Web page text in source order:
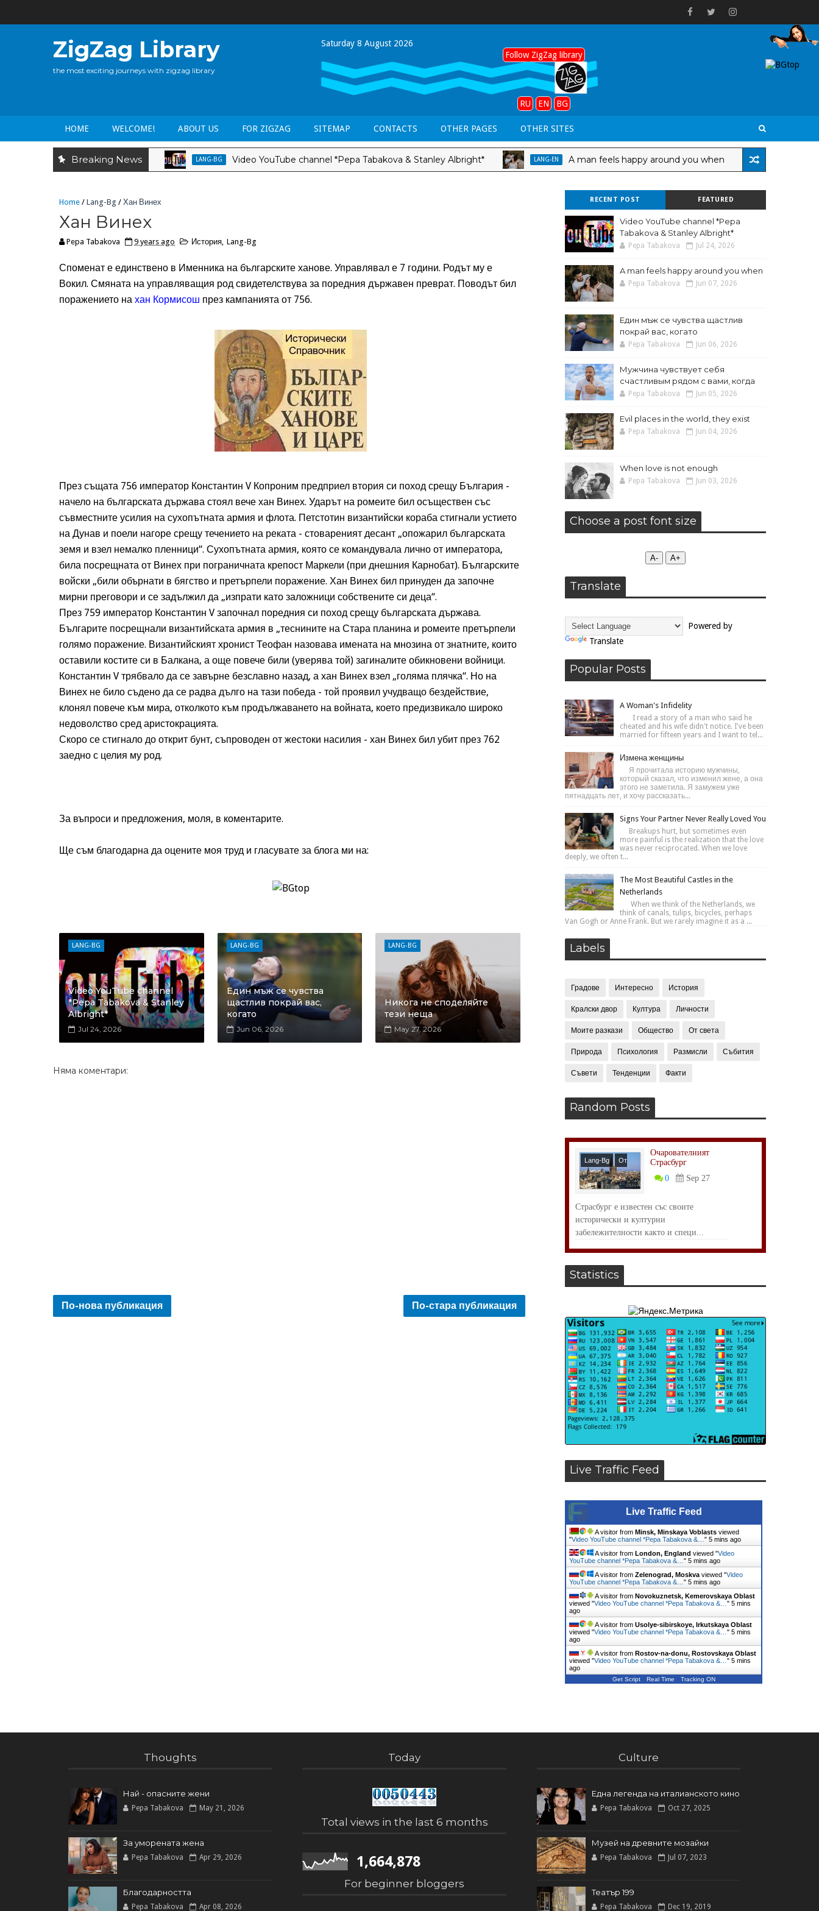
ZigZag Library
the most exciting journeys with zigzag library
Saturday 8 August 2026
Follow ZigZag library
RU EN BG
HOME WELCOME! ABOUT US FOR ZIGZAG SITEMAP CONTACTS OTHER PAGES OTHER SITES
Breaking News LANG-BG Video YouTube channel *Pepa Tabakova & Stanley Albright* LANG-EN A man feels happy around you when LANG-BG
Home / Lang-Bg / Хан Винех
Хан Винех
Pepa Tabakova 9 years ago История, Lang-Bg
Споменат е единствено в Именника на българските ханове. Управлявал е 7 години. Родът му е
Вокил. Смяната на управляващия род свидетелствува за поредния държавен преврат. Поводът бил
поражението на хан Кормисош през кампанията от 756.
През същата 756 император Константин V Копроним предприел втория си поход срещу България -
начело на българската държава стоял вече хан Винех. Ударът на ромеите бил осъществен със
съвместните усилия на сухопътната армия и флота. Петстотин византийски кораба стигнали устието
на Дунав и поели нагоре срещу течението на реката - стовареният десант „опожарил българската
земя и взел немалко пленници“. Сухопътната армия, която се командувала лично от императора,
била посрещната от Винех при пограничната крепост Маркели (при днешния Карнобат). Българските
войски „били обърнати в бягство и претърпели поражение. Хан Винех бил принуден да започне
мирни преговори и се задължил да „изпрати като заложници собствените си деца“.
През 759 император Константин V започнал поредния си поход срещу българската държава.
Българите посрещнали византийската армия в „теснините на Стара планина и ромеите претърпели
голямо поражение. Византийският хронист Теофан назовава имената на мнозина от знатните, които
оставили костите си в Балкана, а още повече били (уверява той) загиналите обикновени войници.
Константин V трябвало да се завърне безславно назад, а хан Винех взел „голяма плячка“. Но на
Винех не било съдено да се радва дълго на тази победа - той проявил учудващо бездействие,
клонял повече към мира, отколкото към продължаването на войната, което предизвикало широко
недоволство сред аристокрацията.
Скоро се стигнало до открит бунт, съпроводен от жестоки насилия - хан Винех бил убит през 762
заедно с целия му род.
За въпроси и предложения, моля, в коментарите.
Ще съм благодарна да оцените моя труд и гласувате за блога ми на:
LANG-BG
Video YouTube channel
*Pepa Tabakova & Stanley
Albright*
Jul 24, 2026
LANG-BG
Един мъж се чувства
щастлив покрай вас,
когато
Jun 06, 2026
LANG-BG
Никога не споделяйте
тези неща
May 27, 2026
Няма коментари:
По-нова публикация По-стара публикация
RECENT POST FEATURED
Video YouTube channel *Pepa
Tabakova & Stanley Albright*
Pepa Tabakova Jul 24, 2026
A man feels happy around you when
Pepa Tabakova Jun 07, 2026
Един мъж се чувства щастлив
покрай вас, когато
Pepa Tabakova Jun 06, 2026
Мужчина чувствует себя
счастливым рядом с вами, когда
Pepa Tabakova Jun 05, 2026
Evil places in the world, they exist
Pepa Tabakova Jun 04, 2026
When love is not enough
Pepa Tabakova Jun 03, 2026
Choose a post font size
А- А+
Translate
Powered by
Translate
Popular Posts
A Woman's Infidelity
I read a story of a man who said he
cheated and his wife didn't notice. I've been
married for fifteen years and I want to tel...
Измена женщины
Я прочитала историю мужчины,
который сказал, что изменил жене, а она
этого не заметила. Я замужем уже
пятнадцать лет, и хочу рассказать...
Signs Your Partner Never Really Loved You
Breakups hurt, but sometimes even
more painful is the realization that the love
was never reciprocated. When we love
deeply, we often t...
The Most Beautiful Castles in the
Netherlands
When we think of the Netherlands, we
think of canals, tulips, bicycles, perhaps
Van Gogh or Anne Frank. But we rarely imagine it as a ...
Labels
Градове Интересно История
Кралски двор Култура Личности
Моите разкази Общество От света
Природа Психология Размисли Събития
Съвети Тенденции Факти
Random Posts
Lang-Bg
От
Света
Очарователният
Страсбург
0
Sep 27
Страсбург е известен със своите
исторически и културни
забележителности както и специ...
Statistics
Live Traffic Feed
Live Traffic Feed
A visitor from Minsk, Minskaya Voblasts viewed
"Video YouTube channel *Pepa Tabakova &… " 5 mins ago
A visitor from London, England viewed "Video
YouTube channel *Pepa Tabakova &… " 5 mins ago
A visitor from Zelenograd, Moskva viewed "Video
YouTube channel *Pepa Tabakova &… " 5 mins ago
A visitor from Novokuznetsk, Kemerovskaya Oblast
viewed "Video YouTube channel *Pepa Tabakova &… " 5 mins
ago
A visitor from Usolye-sibirskoye, Irkutskaya Oblast
viewed "Video YouTube channel *Pepa Tabakova &… " 5 mins
ago
A visitor from Rostov-na-donu, Rostovskaya Oblast
viewed "Video YouTube channel *Pepa Tabakova &… " 5 mins
ago
Get Script Real Time Tracking ON
Thoughts
Най - опасните жени
Pepa Tabakova May 21, 2026
За уморената жена
Pepa Tabakova Apr 29, 2026
Благодарността
Pepa Tabakova Apr 08, 2026
Today
Total views in the last 6 months
1,664,878
For beginner bloggers
Culture
Една легенда на италианското кинo
Pepa Tabakova Oct 27, 2025
Музей на древните мозайки
Pepa Tabakova Jul 07, 2023
Театър 199
Pepa Tabakova Dec 19, 2019